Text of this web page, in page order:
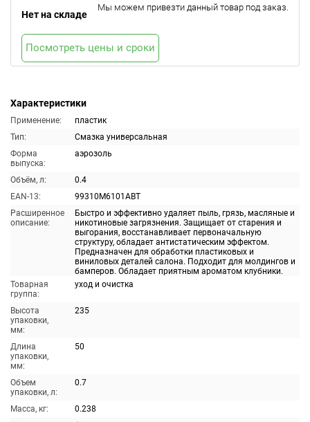
Характеристики
Применение:
пластик
Тип:
Смазка универсальная
Форма
выпуска:
аэрозоль
Объём, л:
0.4
EAN-13:
99310M6101ABT
Расширенное
описание:
Быстро и эффективно удаляет пыль, грязь, масляные и
никотиновые загрязнения. Защищает от старения и
выгорания, восстанавливает первоначальную
структуру, обладает антистатическим эффектом.
Предназначен для обработки пластиковых и
виниловых деталей салона. Подходит для молдингов и
бамперов. Обладает приятным ароматом клубники.
Товарная
группа:
уход и очистка
Высота
упаковки,
мм:
235
Длина
упаковки,
мм:
50
Объем
упаковки, л:
0.7
Масса, кг:
0.238
Нет на складе
Мы можем привезти данный товар под заказ.
Посмотреть цены и сроки